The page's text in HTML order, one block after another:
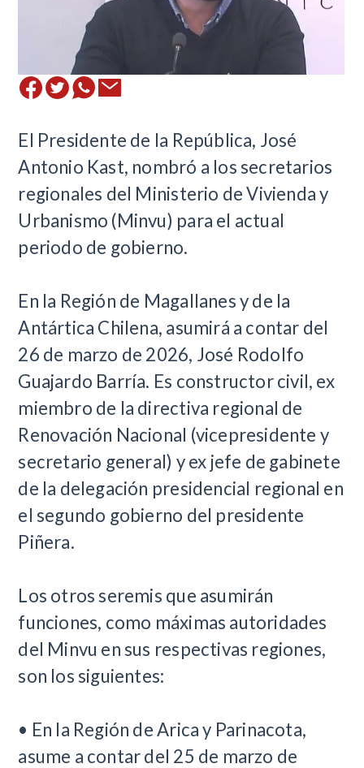
El Presidente de la República, José
Antonio Kast, nombró a los secretarios
regionales del Ministerio de Vivienda y
Urbanismo (Minvu) para el actual
periodo de gobierno.
En la Región de Magallanes y de la
Antártica Chilena, asumirá a contar del
26 de marzo de 2026, José Rodolfo
Guajardo Barría. Es constructor civil, ex
miembro de la directiva regional de
Renovación Nacional (vicepresidente y
secretario general) y ex jefe de gabinete
de la delegación presidencial regional en
el segundo gobierno del presidente
Piñera.
Los otros seremis que asumirán
funciones, como máximas autoridades
del Minvu en sus respectivas regiones,
son los siguientes:
• En la Región de Arica y Parinacota,
asume a contar del 25 de marzo de